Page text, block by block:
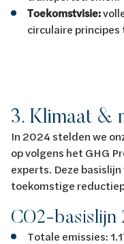
Toekomstvisie:
circulaire
3. Klimaat &
In 2024 stelden we
op volgens het GHG
experts. Deze
toekomstige
CO2-basislijn
Totale emissies: